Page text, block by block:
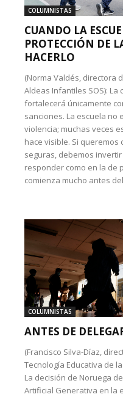
COLUMNISTAS
CUANDO LA
PROTECCIÓN DE
HACERLO
(Norma Valdés, directora
Aldeas Infantiles SOS):
fortalecerá únicamente
sanciones. La escuela no
violencia; muchas veces
hace visible. Si
seguras, debemos
responder como en la de
comienza mucho antes
COLUMNISTAS
ANTES DE
(Francisco Silva-Díaz,
Tecnología Educativa de
La decisión de Noruega
Artificial Generativa en la